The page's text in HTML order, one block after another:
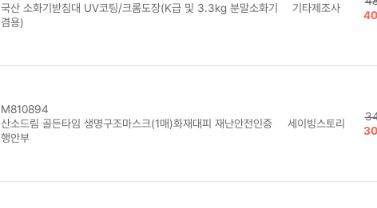
국산 소화기받침대 UV코팅/크롬도장(K급 및 3.3kg 분말소화기
겸용)
기타제조사
M810894
산소드림 골든타임 생명구조마스크(1매)화재대피 재난안전인증
행안부
세이빙스토리